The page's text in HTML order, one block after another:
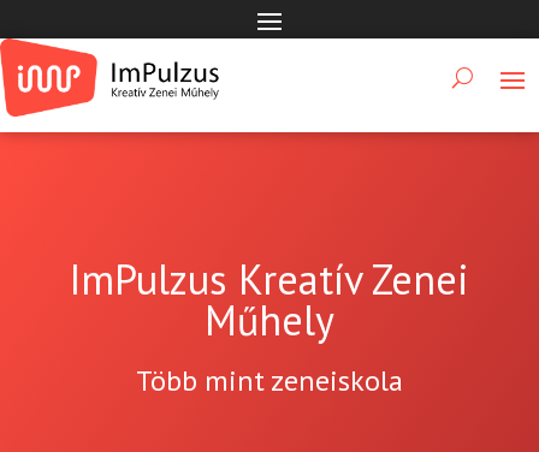
ImPulzus Kreatív Zenei
Műhely
Több mint zeneiskola